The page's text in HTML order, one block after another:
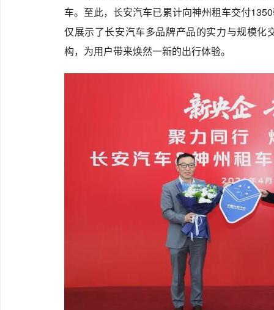
车。至此，长安汽车已累计向神州租车交付
仅展示了长安汽车多品牌产品的实力与规模化
构，为用户带来焕然一新的出行体验。